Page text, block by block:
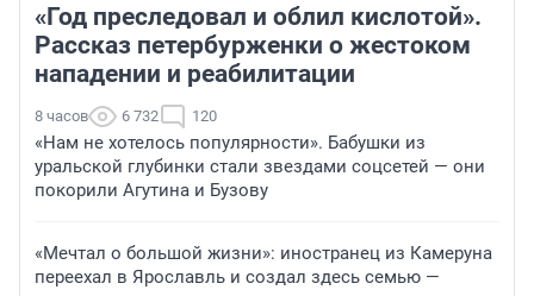
«Год преследовал и облил кислотой».
Рассказ петербурженки о жестоком
нападении и реабилитации
8 часов 6 732 120
«Нам не хотелось популярности». Бабушки из
уральской глубинки стали звездами соцсетей — они
покорили Агутина и Бузову
«Мечтал о большой жизни»: иностранец из Камеруна
переехал в Ярославль и создал здесь семью —